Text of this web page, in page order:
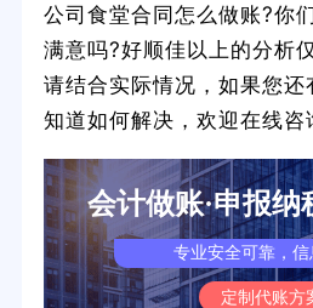
公司食堂合同怎么做账?你
满意吗?好顺佳以上的分析
请结合实际情况，如果您还
知道如何解决，欢迎在线咨
会计做账·申报纳
专业安全可靠，
定制代账方